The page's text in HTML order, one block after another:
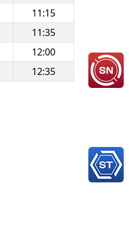
11:15
11:35
12:00
12:35